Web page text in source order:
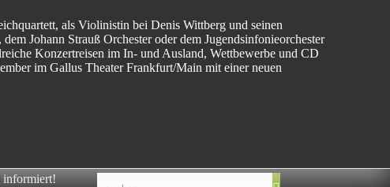
als Violinistin bei Denis Wittberg und seinen
Johann Strauß Orchester oder dem Jugendsinfonieorchester
Konzertreisen im In- und Ausland, Wettbewerbe und CD
im Gallus Theater Frankfurt/Main mit einer neuen
informiert!